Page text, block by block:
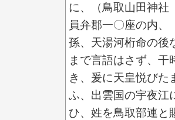
に、（鳥取山田神
員弁郡一〇座の内
孫、天湯河桁命の後
まで言語はさず、干
き、爰に天皇悦びた
ふ、出雲国の宇夜江
ひ、姓を鳥取部連と